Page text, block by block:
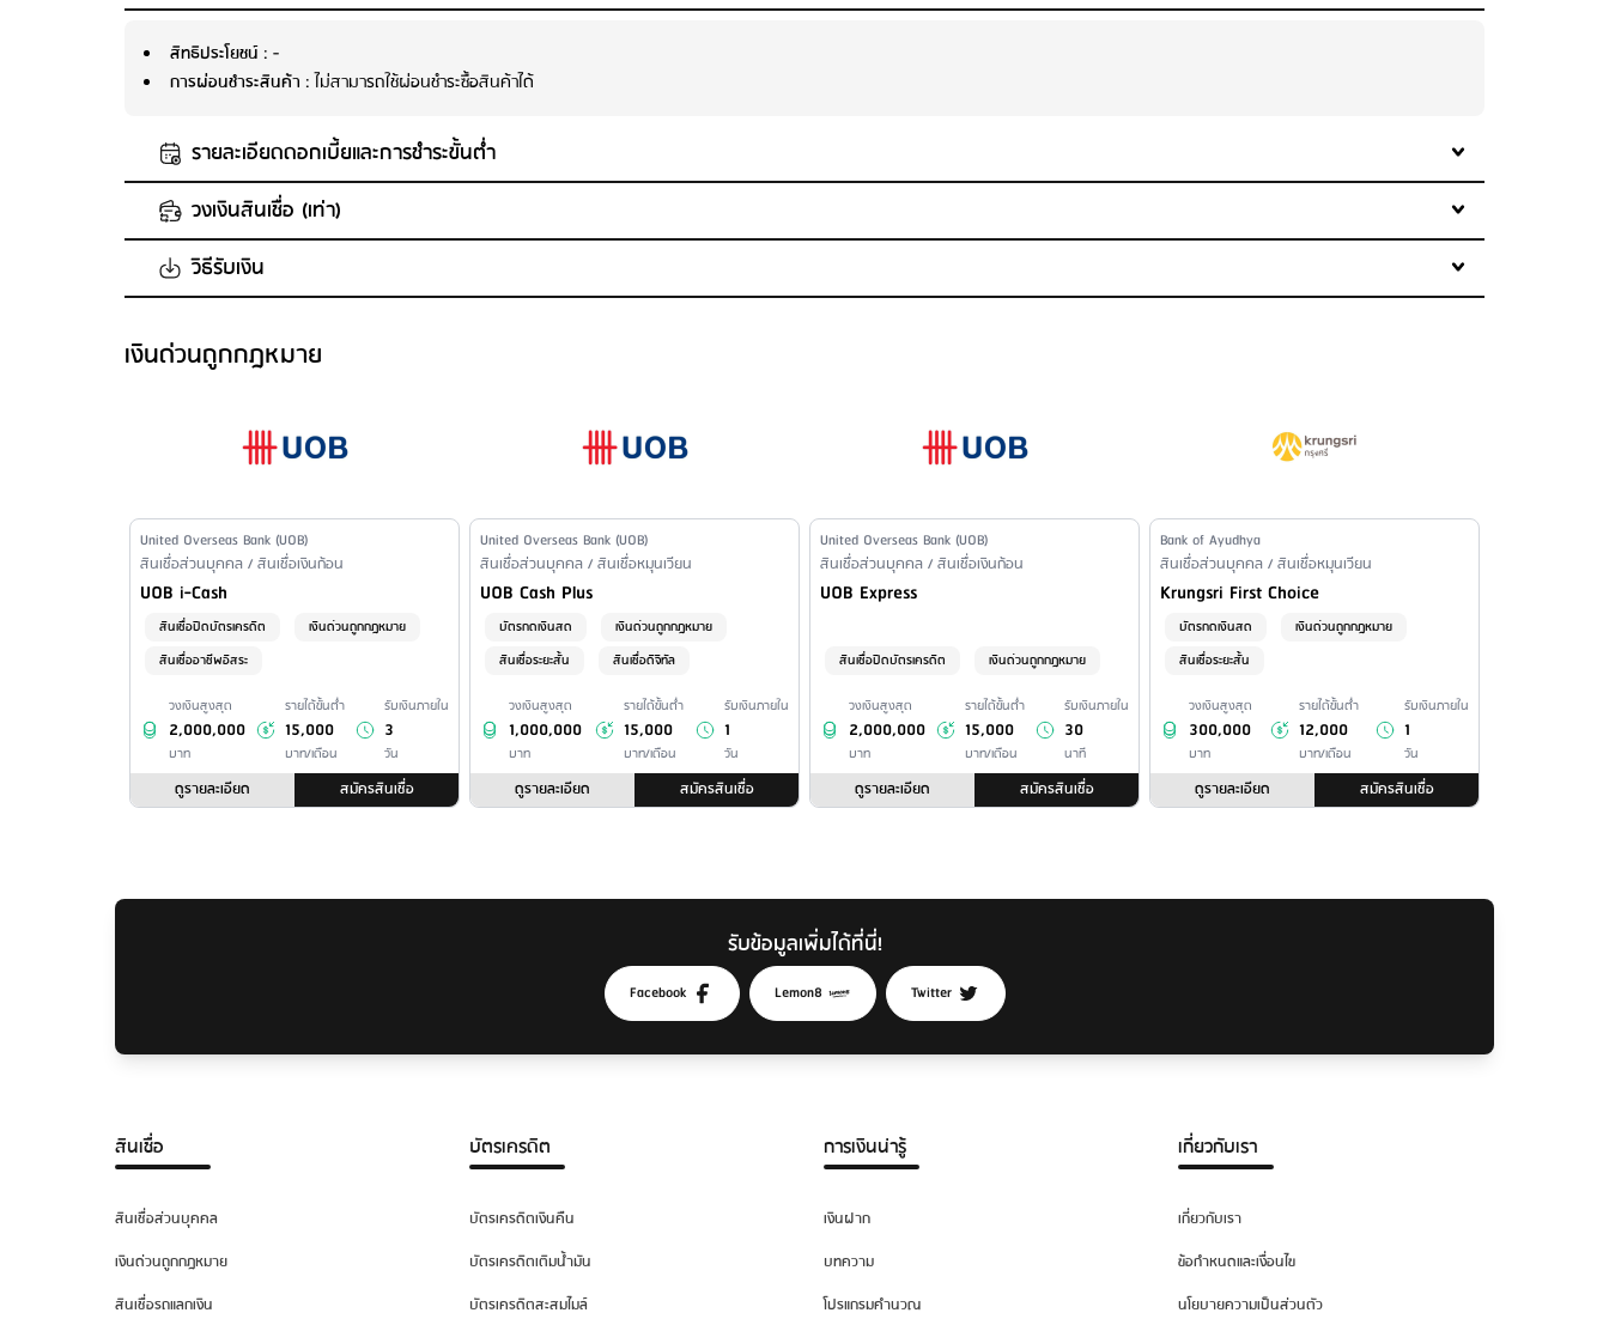
สิทธิประโยชน์ : -
การผ่อนชำระสินค้า : ไม่สามารถใช้ผ่อนชำระซื้อสินค้าได้
รายละเอียดดอกเบี้ยและการชำระขั้นต่ำ
พนักงานบริษัท
ดอกเบี้ยสูงสุด
เจ้าของกิจการ
เงื่อนไขดอกเบี้ยอื่นๆ
ดอกเบี้ยและค่าธรรมเนียมสูงสุด (กรณีผิดนัดชำระ)
เงื่อนไขดอกเบี้ย (กรณีผิดนัดชำระ)
: - นับจากวันที่เริ่มค้างชำระ จนถึงวันที่ชำระยอดค้างเสร็จสิ้น
วงเงินสินเชื่อ (เท่า)
ไม่กำหนดวิธีรับเงิน
ช่องทางการรับเงิน
เข้าบัญชีเงินฝากของธนาคารตามที่ลูกค้าแจ้ง
อนุมัติรับเงินภายในวัน
เงินด่วนถูกกฎหมาย
Issuer Name
United Overseas Bank (UOB)
Financial Product Type /
สินเชื่อส่วนบุคคล / สินเชื่อเงินก้อน
Personal Loan Name
UOB i-Cash
สินเชื่อปิดบัตรเครดิต
เงินด่วนถูกกฎหมาย
สินเชื่ออาชีพอิสระ
วงเงินสูงสุด
2,000,000
บาท
รายได้ขั้นต่ำ
15,000
บาท/เดือน
รับเงินภายใน
3
วัน
ดูรายละเอียด สมัครสินเชื่อ
Issuer Name
United Overseas Bank (UOB)
Financial Product Type /
สินเชื่อส่วนบุคคล / สินเชื่อหมุนเวียน
Personal Loan Name
UOB Cash Plus
บัตรกดเงินสด
เงินด่วนถูกกฎหมาย
สินเชื่อระยะสั้น
สินเชื่อดิจิทัล
วงเงินสูงสุด
1,000,000
บาท
รายได้ขั้นต่ำ
15,000
บาท/เดือน
รับเงินภายใน
1
วัน
ดูรายละเอียด สมัครสินเชื่อ
Issuer Name
United Overseas Bank (UOB)
Financial Product Type /
สินเชื่อส่วนบุคคล / สินเชื่อเงินก้อน
Personal Loan Name
UOB Express
สินเชื่อปิดบัตรเครดิต เงินด่วนถูกกฎหมาย
วงเงินสูงสุด
2,000,000
บาท
รายได้ขั้นต่ำ
15,000
บาท/เดือน
รับเงินภายใน
30
นาที
ดูรายละเอียด สมัครสินเชื่อ
Issuer Name
Bank of Ayudhya
Financial Product Type /
สินเชื่อส่วนบุคคล / สินเชื่อหมุนเวียน
Personal Loan Name
Krungsri First Choice
บัตรกดเงินสด
เงินด่วนถูกกฎหมาย
สินเชื่อระยะสั้น
วงเงินสูงสุด
300,000
บาท
รายได้ขั้นต่ำ
12,000
บาท/เดือน
รับเงินภายใน
1
วัน
ดูรายละเอียด สมัครสินเชื่อ
รับข้อมูลเพิ่มได้ที่นี่!
Facebook Lemon8 Twitter
สินเชื่อ
สินเชื่อส่วนบุคคล
เงินด่วนถูกกฎหมาย
สินเชื่อรถแลกเงิน
บัตรเครดิต
บัตรเครดิตเงินคืน
บัตรเครดิตเติมน้ำมัน
บัตรเครดิตสะสมไมล์
การเงินน่ารู้
เงินฝาก
บทความ
โปรแกรมคำนวณ
เกี่ยวกับเรา
เกี่ยวกับเรา
ข้อกำหนดและเงื่อนไข
นโยบายความเป็นส่วนตัว